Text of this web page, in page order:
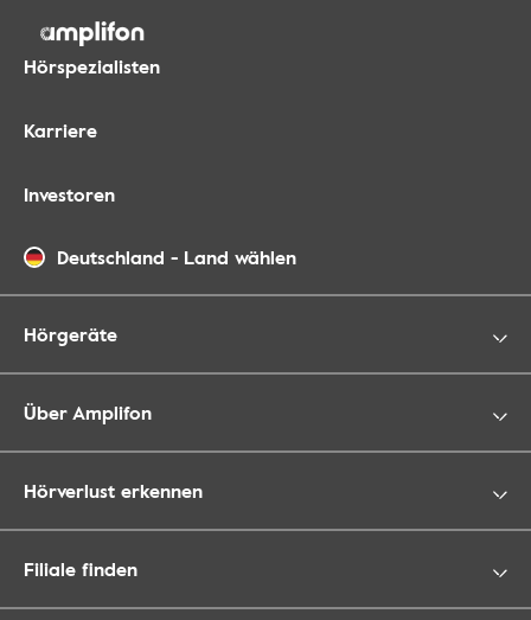
Hörspezialisten
Karriere
Investoren
Deutschland - Land wählen
Hörgeräte
Über Amplifon
Hörverlust erkennen
Filiale finden